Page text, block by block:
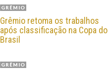
GRÊMIO
Grêmio retoma os trabalhos
após classificação na Copa do
Brasil
GRÊMIO